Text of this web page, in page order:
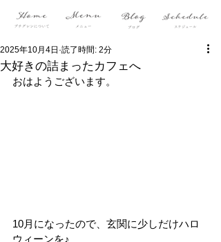
大好きの詰まったカフェへ
2025年10月4日 読了時間: 2分
おはようございます。
10月になったので、玄関に少しだけハロ
ウィーンを♪